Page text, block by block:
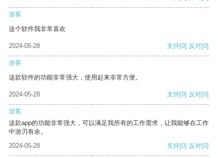
游客
这个软件我非常喜欢
2024-05-28 支持[0] 反对[0]
游客
这款软件的功能非常强大，使用起来非常方便。
2024-05-28 支持[0] 反对[0]
游客
这款app的功能非常强大，可以满足我所有的工作需求，让我能够在工作
中游刃有余。
2024-05-28
支持[0] 反对[0]